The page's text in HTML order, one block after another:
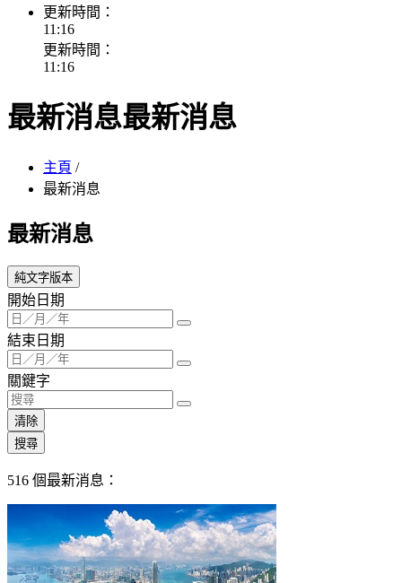
更新時間：
11:16
更新時間：
11:16
最新消息最新消息
主頁 /
最新消息
最新消息
純文字版本
開始日期
結束日期
關鍵字
清除
搜尋
516 個最新消息：